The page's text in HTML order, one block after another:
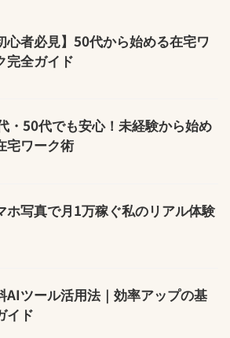
心者必見】50代から始める在宅ワ
完全ガイド
・50代でも安心！未経験から始め
宅ワーク術
ホ写真で月1万稼ぐ私のリアル体験
AIツール活用法｜効率アップの基
イド